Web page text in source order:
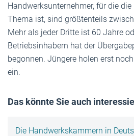
Handwerksunternehmer, für die
Thema ist, sind größtenteils
Mehr als jeder Dritte ist 60 Jahre
Betriebsinhabern hat der
begonnen. Jüngere holen erst
ein.
Das könnte Sie auch
Die Handwerkskammern in